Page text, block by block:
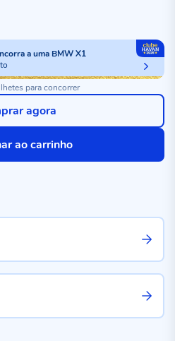
a uma BMW X1
para concorrer
ao carrinho
agora